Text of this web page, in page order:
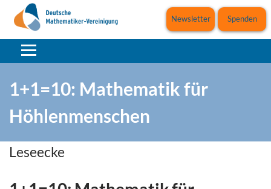
Spenden
Newsletter
1+1=10: Mathematik für
Höhlenmenschen
Leseecke